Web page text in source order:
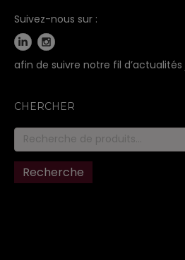
Suivez-nous sur :
afin de suivre notre fil d’actualités
CHERCHER
Recherche
pour :
Recherche